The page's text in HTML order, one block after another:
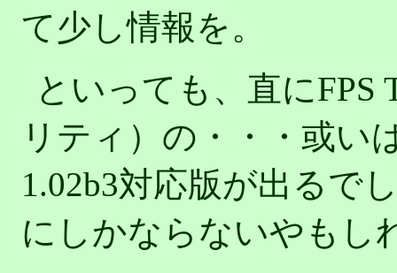
て少し情報を。
といっても、直にFPS
リティ）の・・・或い
1.02b3対応版が出るで
にしかならないやもし